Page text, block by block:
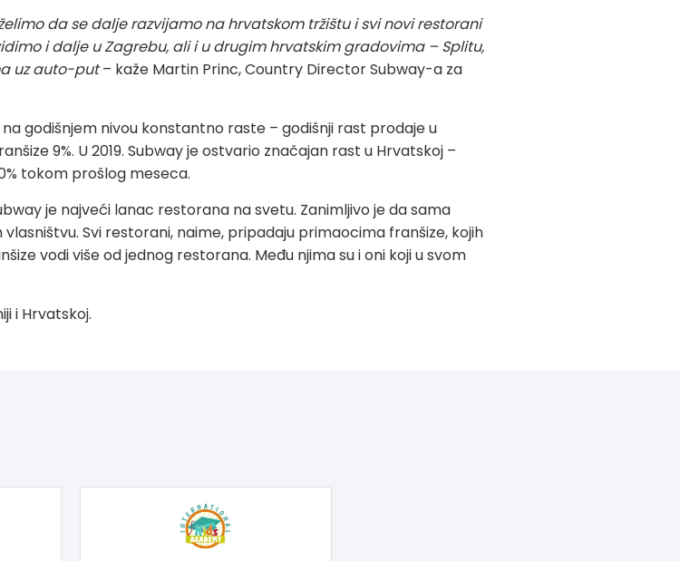
da se dalje razvijamo na hrvatskom tržištu i svi novi restorani
i dalje u Zagrebu, ali i u drugim hrvatskim gradovima – Splitu,
uz auto-put – kaže Martin Princ, Country Director Subway-a za
na godišnjem nivou konstantno raste – godišnji rast prodaje u
9%. U 2019. Subway je ostvario značajan rast u Hrvatskoj –
tokom prošlog meseca.
je najveći lanac restorana na svetu. Zanimljivo je da sama
Svi restorani, naime, pripadaju primaocima franšize, kojih
vodi više od jednog restorana. Među njima su i oni koji u svom
i Hrvatskoj.